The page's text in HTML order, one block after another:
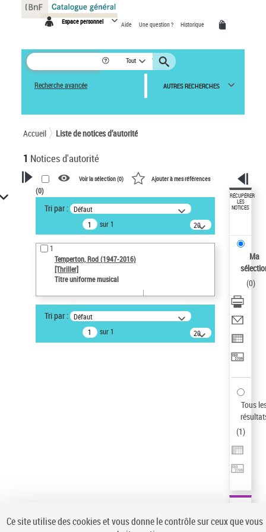
Espace personnel Aide Une question ? Historique
Tout
Recherche avancée AUTRES RECHERCHES
Accueil Liste de notices d’autorité
1 Notices d'autorité
VOTRE RECHERCHE
Recherche avancée dans les
notices d’autorité
Œuvres liées à l'auteur :
Temperton, Rod (1947-2016)
Type de notice d'autorité
Voir la sélection (0) Ajouter à mes références
(0)
Tri par : Défaut
sur 1
20
résultats/page
1
Temperton, Rod (1947-2016)
[Thriller]
Titre uniforme musical
Tri par : Défaut
sur 1
20
résultats/page
RÉCUPÉRER
LES
NOTICES
Ma
(0)
Tous
(1)
Panneau de gestion des cookies
Ce site utilise des cookies et vous donne le contrôle sur ceux que vous